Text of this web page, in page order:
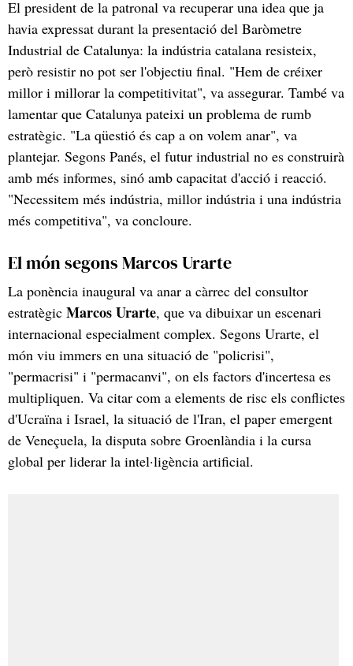
El president de la patronal va recuperar una idea que ja
havia expressat durant la presentació del Baròmetre
Industrial de Catalunya: la indústria catalana resisteix,
però resistir no pot ser l'objectiu final. "Hem de créixer
millor i millorar la competitivitat", va assegurar. També va
lamentar que Catalunya pateixi un problema de rumb
estratègic. "La qüestió és cap a on volem anar", va
plantejar. Segons Panés, el futur industrial no es construirà
amb més informes, sinó amb capacitat d'acció i reacció.
"Necessitem més indústria, millor indústria i una indústria
més competitiva", va concloure.
El món segons Marcos Urarte
La ponència inaugural va anar a càrrec del consultor
estratègic Marcos Urarte, que va dibuixar un escenari
internacional especialment complex. Segons Urarte, el
món viu immers en una situació de "policrisi",
"permacrisi" i "permacanvi", on els factors d'incertesa es
multipliquen. Va citar com a elements de risc els conflictes
d'Ucraïna i Israel, la situació de l'Iran, el paper emergent
de Veneçuela, la disputa sobre Groenlàndia i la cursa
global per liderar la intel·ligència artificial.